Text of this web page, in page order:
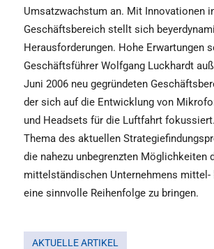
Umsatzwachstum an. Mit Innovationen
Geschäftsbereich stellt sich
Herausforderungen. Hohe Erwartungen
Geschäftsführer Wolfgang Luckhardt
Juni 2006 neu gegründeten
der sich auf die Entwicklung von
und Headsets für die Luftfahrt
Thema des aktuellen
die nahezu unbegrenzten Möglichkeiten
mittelständischen Unternehmens
eine sinnvolle Reihenfolge zu bringen.
AKTUELLE ARTIKEL